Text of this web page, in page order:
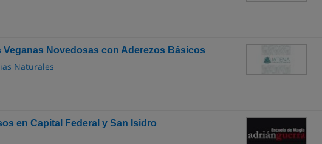
Novedosas con Aderezos Básicos
Naturales
en Capital Federal y San Isidro